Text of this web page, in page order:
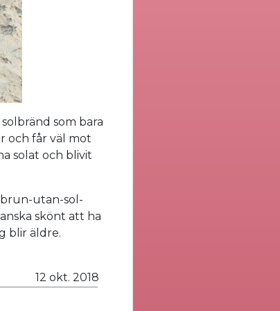
som bara
och får väl mot
solat och blivit
utan-sol-
skönt att ha
blir äldre.
12 okt. 2018